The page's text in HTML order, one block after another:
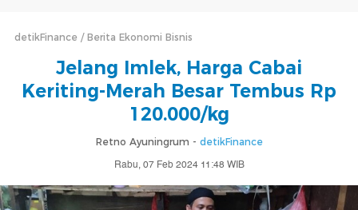
detikFinance Berita Ekonomi Bisnis
Jelang Imlek, Harga Cabai
Keriting-Merah Besar Tembus Rp
120.000/kg
Retno Ayuningrum - detikFinance
Rabu, 07 Feb 2024 11:48 WIB